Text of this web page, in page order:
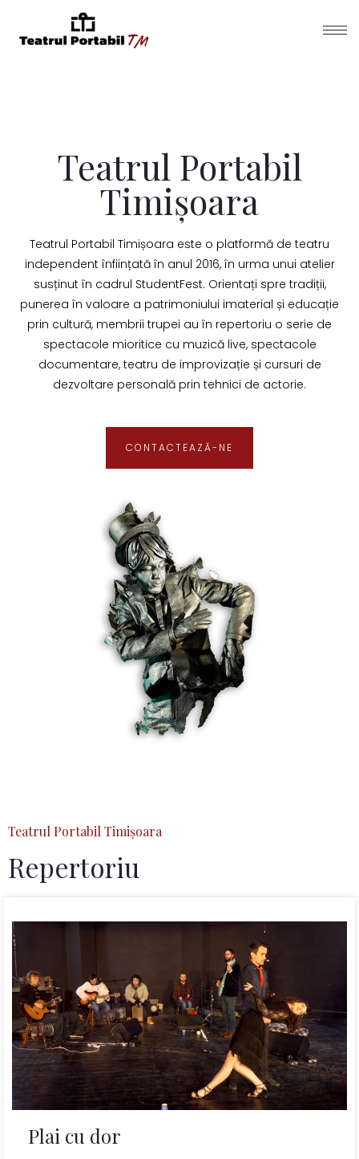
Teatrul Portabil
Timișoara
Teatrul Portabil Timișoara este o platformă de teatru
independent înființată în anul 2016, în urma unui atelier
susținut în cadrul StudentFest. Orientați spre tradiții,
punerea în valoare a patrimoniului imaterial și educație
prin cultură, membrii trupei au în repertoriu o serie de
spectacole mioritice cu muzică live, spectacole
documentare, teatru de improvizație și cursuri de
dezvoltare personală prin tehnici de actorie.
CONTACTEAZĂ-NE
Teatrul Portabil Timișoara
Repertoriu
Plai cu dor